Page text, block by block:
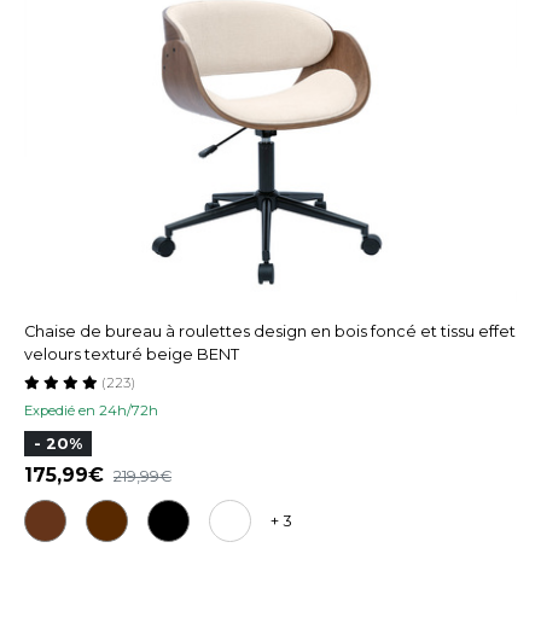
Chaise de bureau à roulettes design en bois foncé et tissu effet
velours texturé beige BENT
Expedié en 24h/72h
(223)
- 20%
175,99 219,99
+ 3